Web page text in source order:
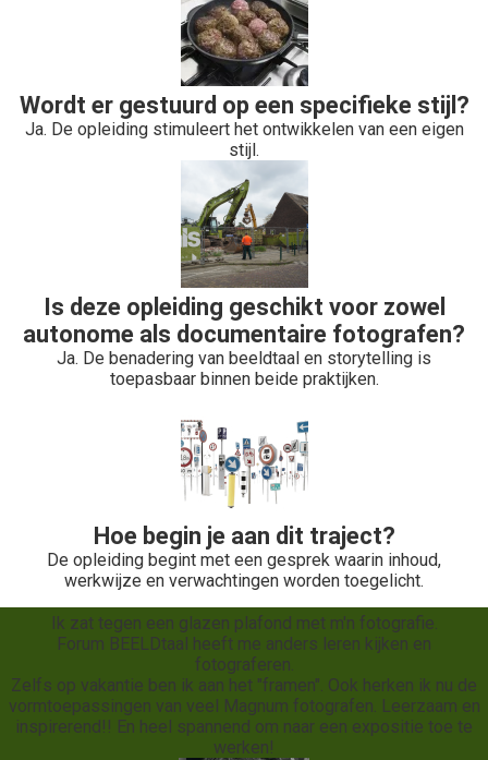
Wordt er gestuurd op een specifieke stijl?
Ja. De opleiding stimuleert het ontwikkelen van een eigen
stijl.
Is deze opleiding geschikt voor zowel
autonome als documentaire fotografen?
Ja. De benadering van beeldtaal en storytelling is
toepasbaar binnen beide praktijken.
Hoe begin je aan dit traject?
De opleiding begint met een gesprek waarin inhoud,
werkwijze en verwachtingen worden toegelicht.
Ik zat tegen een glazen plafond met m'n fotografie.
Forum BEELDtaal heeft me anders leren kijken en
fotograferen.
Zelfs op vakantie ben ik aan het "framen". Ook herken ik nu de
vormtoepassingen van veel Magnum fotografen. Leerzaam en
inspirerend!! En heel spannend om naar een expositie toe te
werken!